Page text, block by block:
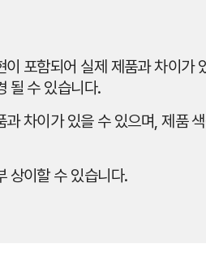
포함되어 실제 제품과 차이가
될 수 있습니다.
차이가 있을 수 있으며, 제품
상이할 수 있습니다.